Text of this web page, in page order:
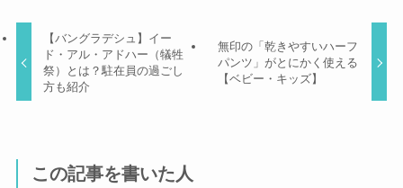
【バングラデシュ】イー
ド・アル・アドハー（犠牲
祭）とは？駐在員の過ごし
方も紹介
無印の「乾きやすいハーフ
パンツ」がとにかく使える
【ベビー・キッズ】
この記事を書いた人